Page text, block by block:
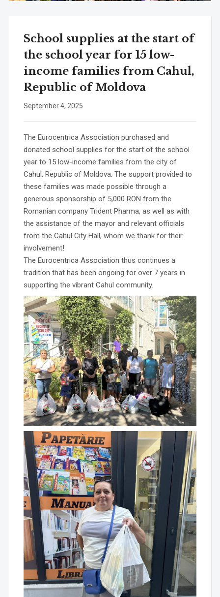
School supplies at the start of
the school year for 15 low-
income families from Cahul,
Republic of Moldova
September 4, 2025
The Eurocentrica Association purchased and
donated school supplies for the start of the school
year to 15 low-income families from the city of
Cahul, Republic of Moldova. The support provided to
these families was made possible through a
generous sponsorship of 5,000 RON from the
Romanian company Trident Pharma, as well as with
the assistance of the mayor and relevant officials
from the Cahul City Hall, whom we thank for their
involvement!
The Eurocentrica Association thus continues a
tradition that has been ongoing for over 7 years in
supporting the vibrant Cahul community.